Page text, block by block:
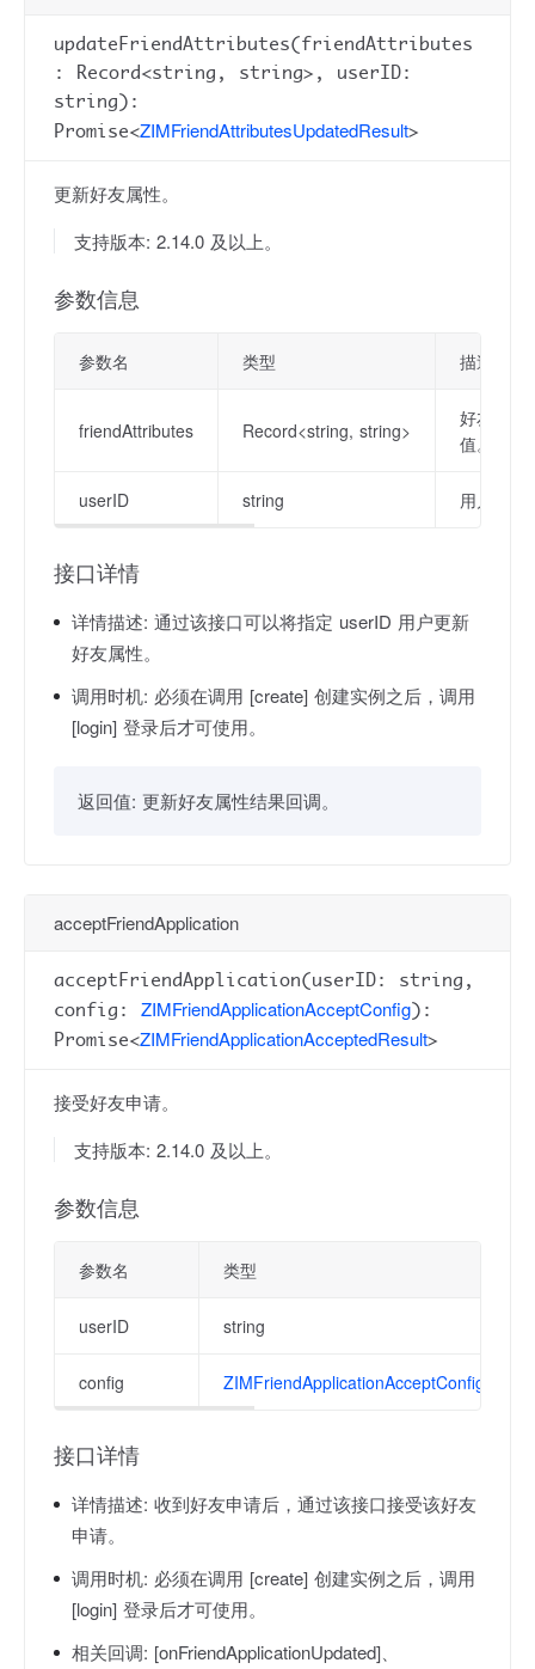
updateFriendAttributes(friendAttributes
: Record<string, string>, userID:
string):
Promise<ZIMFriendAttributesUpdatedResult>
更新好友属性。
支持版本: 2.14.0 及以上。
参数信息
参数名 类型 描述
friendAttributes Record<string, string>
好友属性
值。
userID string 用户 ID。
接口详情
详情描述: 通过该接口可以将指定 userID 用户更新
好友属性。
调用时机: 必须在调用 [create] 创建实例之后，调用
[login] 登录后才可使用。
返回值: 更新好友属性结果回调。
acceptFriendApplication
acceptFriendApplication(userID: string,
config: ZIMFriendApplicationAcceptConfig):
Promise<ZIMFriendApplicationAcceptedResult>
接受好友申请。
支持版本: 2.14.0 及以上。
参数信息
参数名 类型
userID string
config ZIMFriendApplicationAcceptConfig
接口详情
详情描述: 收到好友申请后，通过该接口接受该好友
申请。
调用时机: 必须在调用 [create] 创建实例之后，调用
[login] 登录后才可使用。
相关回调: [onFriendApplicationUpdated]、